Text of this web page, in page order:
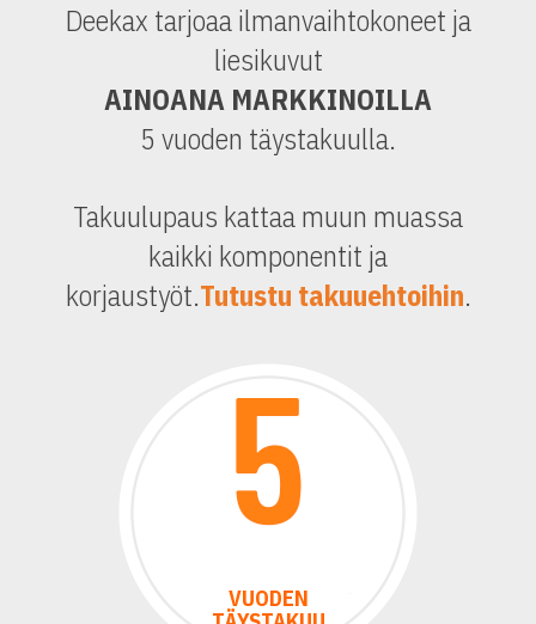
Deekax tarjoaa ilmanvaihtokoneet ja
liesikuvut
AINOANA MARKKINOILLA
5 vuoden täystakuulla.
Takuulupaus kattaa muun muassa
kaikki komponentit ja
korjaustyöt.Tutustu takuuehtoihin.
VUODEN